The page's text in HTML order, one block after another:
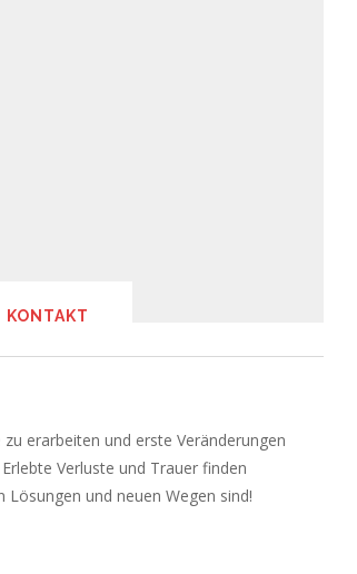
KONTAKT
erarbeiten und erste Veränderungen
Verluste und Trauer finden
Lösungen und neuen Wegen sind!